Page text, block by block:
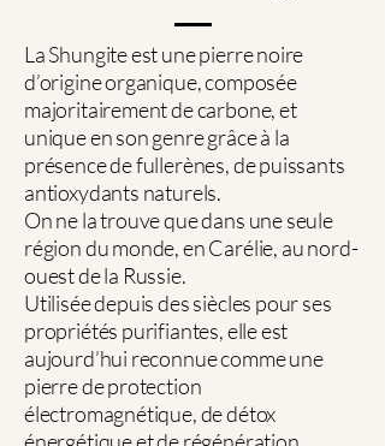
La Shungite est une pierre noire
d’origine organique, composée
majoritairement de carbone, et
unique en son genre grâce à la
présence de fullerènes, de puissants
antioxydants naturels.
On ne la trouve que dans une seule
région du monde, en Carélie, au nord-
ouest de la Russie.
Utilisée depuis des siècles pour ses
propriétés purifiantes, elle est
aujourd’hui reconnue comme une
pierre de protection
électromagnétique, de détox
énergétique et de régénération